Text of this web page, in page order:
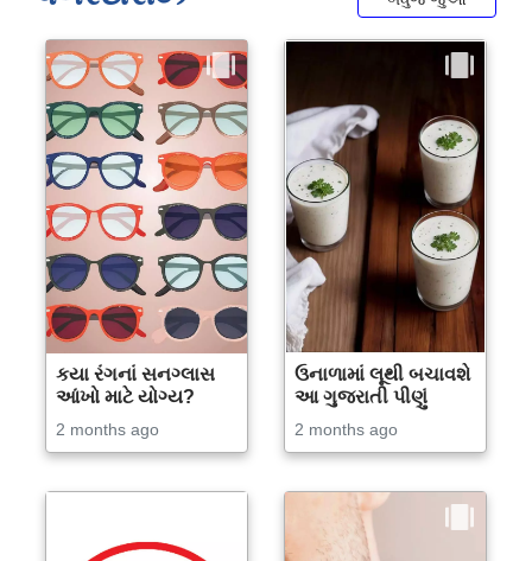
કયા રંગનાં સનગ્લાસ
આંખો માટે યોગ્ય?
2 months ago
ઉનાળામાં લૂથી બચાવશે
આ ગુજરાતી પીણું
2 months ago